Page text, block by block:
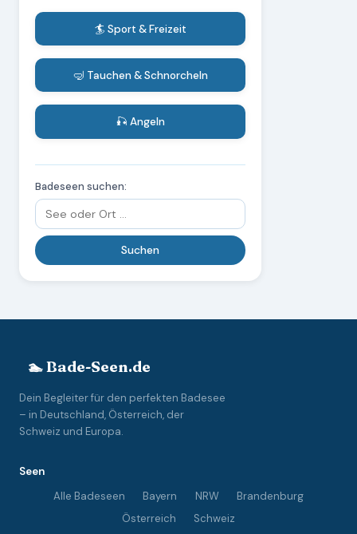
🏄 Sport & Freizeit
🤿 Tauchen & Schnorcheln
🎣 Angeln
Badeseen suchen:
🏊 Bade-Seen.de
Dein Begleiter für den perfekten Badesee
– in Deutschland, Österreich, der
Schweiz und Europa.
Seen
Alle Badeseen
Bayern NRW
Brandenburg
Österreich
Schweiz